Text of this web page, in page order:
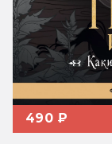
490 ₽